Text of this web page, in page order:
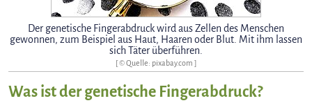
Der genetische Fingerabdruck wird aus Zellen des Menschen
gewonnen, zum Beispiel aus Haut, Haaren oder Blut. Mit ihm lassen
sich Täter überführen.
[ © Quelle: pixabay.com ]
Was ist der genetische Fingerabdruck?